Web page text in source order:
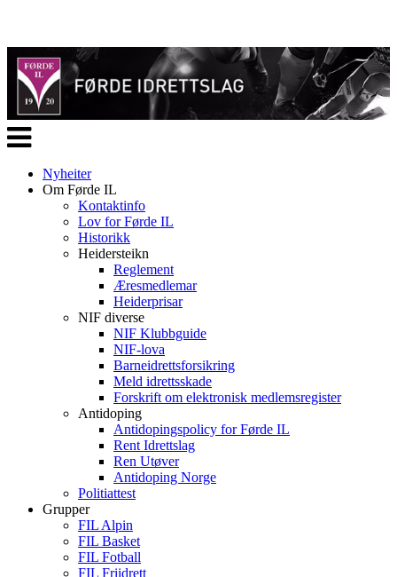
Veksle
navigasjon
Nyheiter
Om Førde IL
Kontaktinfo
Lov for Førde IL
Historikk
Heidersteikn
Reglement
Æresmedlemar
Heiderprisar
NIF diverse
NIF Klubbguide
NIF-lova
Barneidrettsforsikring
Meld idrettsskade
Forskrift om elektronisk medlemsregister
Antidoping
Antidopingspolicy for Førde IL
Rent Idrettslag
Ren Utøver
Antidoping Norge
Politiattest
Grupper
FIL Alpin
FIL Basket
FIL Fotball
FIL Friidrett